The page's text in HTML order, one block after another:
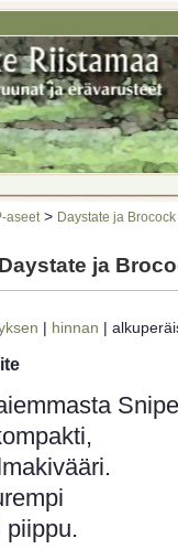
aseet > Daystate ja Brocock
Daystate ja
| hinnan |
piippu.